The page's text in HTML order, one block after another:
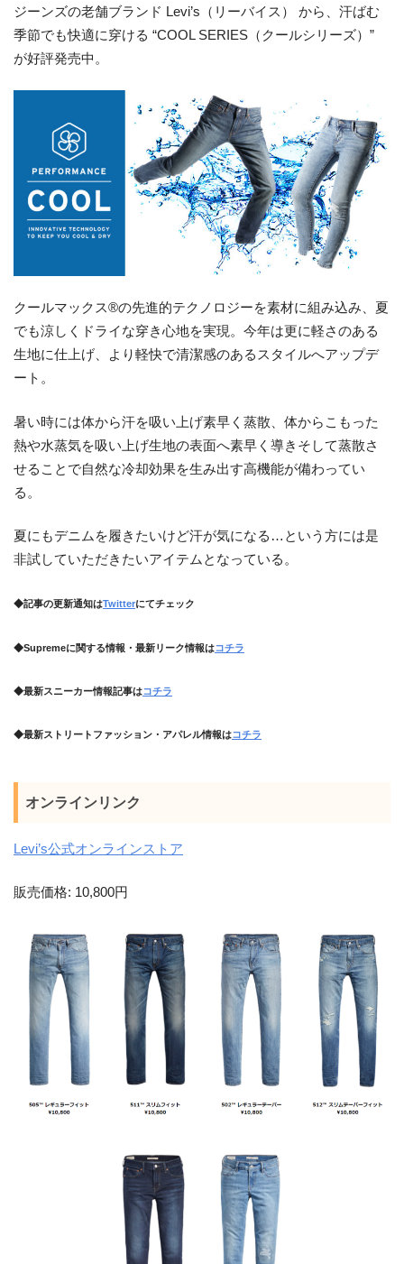
ジーンズの老舗ブランド Levi’s（リーバイス） から、汗ばむ
季節でも快適に穿ける “COOL SERIES（クールシリーズ）”
が好評発売中。
クールマックス®の先進的テクノロジーを素材に組み込み、夏
でも涼しくドライな穿き心地を実現。今年は更に軽さのある
生地に仕上げ、より軽快で清潔感のあるスタイルへアップデ
ート。
暑い時には体から汗を吸い上げ素早く蒸散、体からこもった
熱や水蒸気を吸い上げ生地の表面へ素早く導きそして蒸散さ
せることで自然な冷却効果を生み出す高機能が備わってい
る。
夏にもデニムを履きたいけど汗が気になる…という方には是
非試していただきたいアイテムとなっている。
◆記事の更新通知はTwitterにてチェック
◆Supremeに関する情報・最新リーク情報はコチラ
◆最新スニーカー情報記事はコチラ
◆最新ストリートファッション・アパレル情報はコチラ
オンラインリンク
Levi’s公式オンラインストア
販売価格: 10,800円